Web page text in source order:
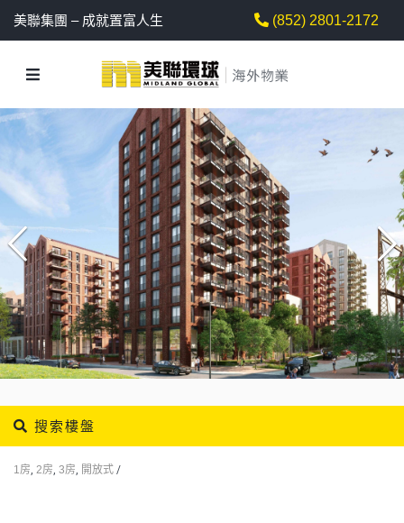
美聯集團 – 成就置富人生 (852) 2801-2172
搜索樓盤
1房, 2房, 3房, 開放式 /